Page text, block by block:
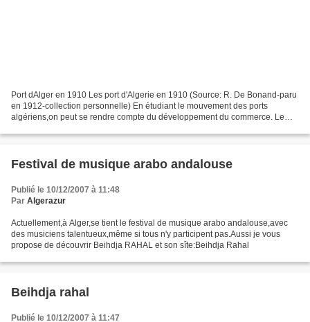
Port dAlger en 1910 Les port d'Algerie en 1910 (Source: R. De Bonand-paru
en 1912-collection personnelle) En étudiant le mouvement des ports
algériens,on peut se rendre compte du développement du commerce. Le
Festival de musique arabo andalouse
Publié le 10/12/2007 à 11:48
Par Algerazur
Actuellement,à Alger,se tient le festival de musique arabo andalouse,avec
des musiciens talentueux,même si tous n'y participent pas.Aussi je vous
propose de découvrir Beihdja RAHAL et son sîte:Beihdja Rahal
Beihdja rahal
Publié le 10/12/2007 à 11:47